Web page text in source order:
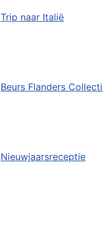
Trip naar Italië
Beurs Flanders
Nieuwjaarsreceptie